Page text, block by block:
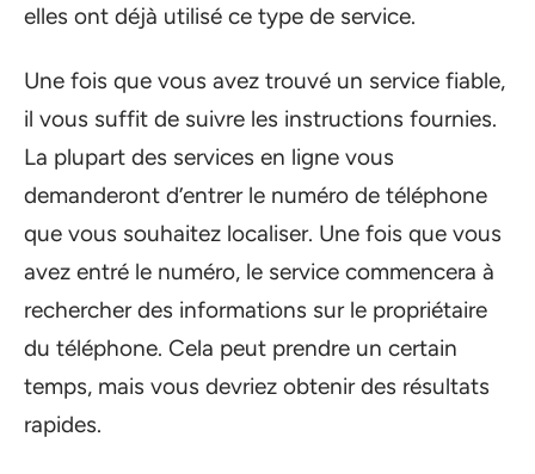
elles ont déjà utilisé ce type de service.
Une fois que vous avez trouvé un service fiable,
il vous suffit de suivre les instructions fournies.
La plupart des services en ligne vous
demanderont d’entrer le numéro de téléphone
que vous souhaitez localiser. Une fois que vous
avez entré le numéro, le service commencera à
rechercher des informations sur le propriétaire
du téléphone. Cela peut prendre un certain
temps, mais vous devriez obtenir des résultats
rapides.